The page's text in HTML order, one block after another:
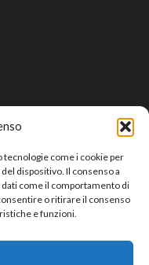
come i cookie per
dispositivo. Il consenso a
come il comportamento di
o ritirare il consenso
e funzioni.
Gioielleria